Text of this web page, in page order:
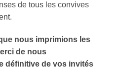
de tous les convives
nous imprimions les
de nous
définitive de vos invités